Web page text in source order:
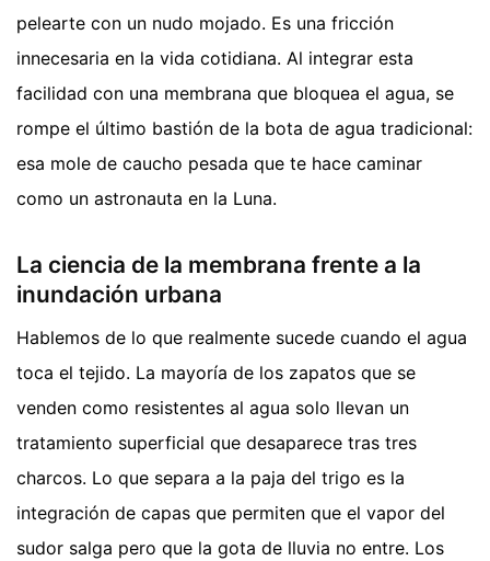
pelearte con un nudo mojado. Es una fricción
innecesaria en la vida cotidiana. Al integrar esta
facilidad con una membrana que bloquea el agua, se
rompe el último bastión de la bota de agua tradicional:
esa mole de caucho pesada que te hace caminar
como un astronauta en la Luna.
La ciencia de la membrana frente a la
inundación urbana
Hablemos de lo que realmente sucede cuando el agua
toca el tejido. La mayoría de los zapatos que se
venden como resistentes al agua solo llevan un
tratamiento superficial que desaparece tras tres
charcos. Lo que separa a la paja del trigo es la
integración de capas que permiten que el vapor del
sudor salga pero que la gota de lluvia no entre. Los